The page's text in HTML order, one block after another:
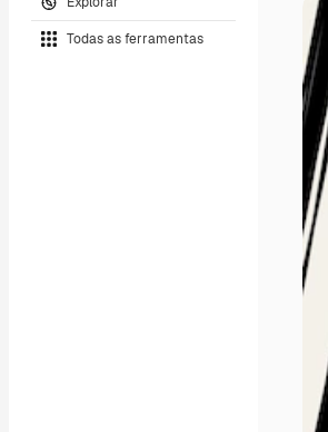
Todas as ferramentas